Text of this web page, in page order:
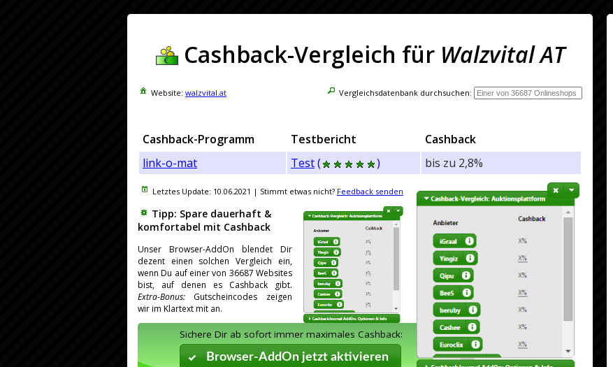
Cashback-Vergleich für Walzvital AT
Website: walzvital.at Vergleichsdatenbank durchsuchen:
Cashback-Programm Testbericht
Cashback
link-o-mat
Test( ) bis zu 2,8%
Letztes Update: 10.06.2021 | Stimmt etwas nicht? Feedback senden
Tipp: Spare dauerhaft &
komfortabel mit Cashback
Unser Browser-AddOn blendet Dir
dezent einen solchen Vergleich ein,
wenn Du auf einer von 36687 Websites
bist, auf denen es Cashback gibt.
Extra-Bonus: Gutscheincodes zeigen
wir im Klartext mit an.
Sichere Dir ab sofort immer maximales Cashback:
Browser-AddOn jetzt aktivieren